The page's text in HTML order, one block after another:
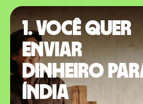
1. Você quer
enviar
dinheiro
Índia